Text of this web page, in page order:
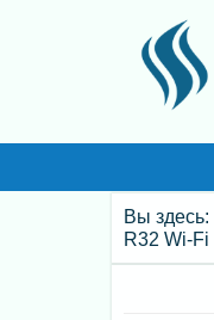
Вы здесь:
R32 Wi-Fi